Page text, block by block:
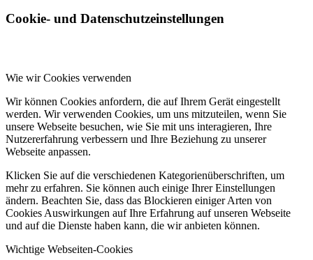
Cookie- und Datenschutzeinstellungen
Wie wir Cookies verwenden
Wir können Cookies anfordern, die auf Ihrem Gerät eingestellt
werden. Wir verwenden Cookies, um uns mitzuteilen, wenn Sie
unsere Webseite besuchen, wie Sie mit uns interagieren, Ihre
Nutzererfahrung verbessern und Ihre Beziehung zu unserer
Webseite anpassen.
Klicken Sie auf die verschiedenen Kategorienüberschriften, um
mehr zu erfahren. Sie können auch einige Ihrer Einstellungen
ändern. Beachten Sie, dass das Blockieren einiger Arten von
Cookies Auswirkungen auf Ihre Erfahrung auf unseren Webseite
und auf die Dienste haben kann, die wir anbieten können.
Wichtige Webseiten-Cookies